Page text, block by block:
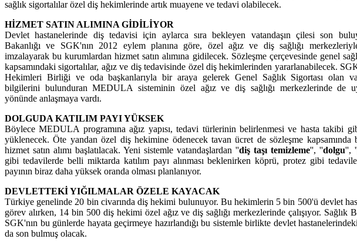
sağlık sigortalılar özel diş hekimlerinde artık muayene ve tedavi olabilecek.
HİZMET SATIN ALIMINA GİDİLİYOR
Devlet hastanelerinde diş tedavisi için aylarca sıra bekleyen vatandaşın çilesi son
Bakanlığı ve SGK'nın 2012 eylem planına göre, özel ağız ve diş sağlığı
imzalayarak bu kurumlardan hizmet satın alımına gidilecek. Sözleşme çerçevesinde genel
kapsamındaki sigortalılar, ağız ve diş tedavisinde özel diş hekimlerinden yararlanabilecek.
Hekimleri Birliği ve oda başkanlarıyla bir araya gelerek Genel Sağlık Sigortası olan
bilgilerini bulunduran MEDULA sisteminin özel ağız ve diş sağlığı merkezlerinde de
yönünde anlaşmaya vardı.
DOLGUDA KATILIM PAYI YÜKSEK
Böylece MEDULA programına ağız yapısı, tedavi türlerinin belirlenmesi ve hasta takibi
yüklenecek. Öte yandan özel diş hekimine ödenecek tavan ücret de sözleşme kapsamında
hizmet satın alımı başlatılacak. Yeni sistemle vatandaşlardan ''diş taşı temizleme'', ''dolgu'',
gibi tedavilerde belli miktarda katılım payı alınması beklenirken köprü, protez gibi
payının biraz daha yüksek oranda olması planlanıyor.
DEVLETTEKİ YIĞILMALAR ÖZELE KAYACAK
Türkiye genelinde 20 bin civarında diş hekimi bulunuyor. Bu hekimlerin 5 bin 500'ü devlet
görev alırken, 14 bin 500 diş hekimi özel ağız ve diş sağlığı merkezlerinde çalışıyor. Sağlık
SGK'nın bu günlerde hayata geçirmeye hazırlandığı bu sistemle birlikte devlet
da son bulmuş olacak.